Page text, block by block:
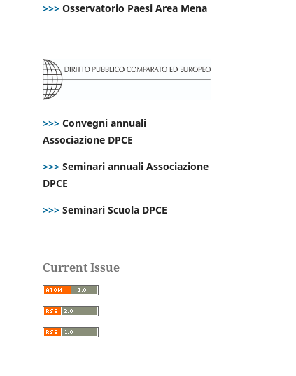
>>> Osservatorio Paesi Area Mena
>>> Convegni annuali
Associazione DPCE
>>> Seminari annuali Associazione
DPCE
>>> Seminari Scuola DPCE
Current Issue